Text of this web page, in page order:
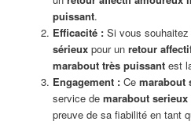
puissant.
Efficacité :Si vous souhaitez
sérieuxpour un retour
marabout très puissantest
Engagement :Ce marabout
service de marabout
preuve de sa fiabilité en tant